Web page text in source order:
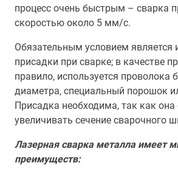
процесс очень быстрым – сварка
скоростью около 5 мм/с.
Обязательным условием является
присадки при сварке; в качестве
правило, используется проволока
диаметра, специальный порошок
Присадка необходима, так как она
увеличивать сечение сварочного
Лазерная сварка металла имеет
преимуществ: